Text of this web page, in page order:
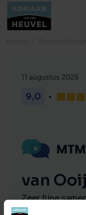
11 augustus 2025
9,0
van
Zeer fijne
medewerkers